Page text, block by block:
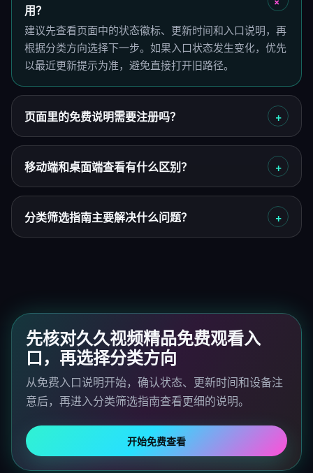
用？
建议先查看页面中的状态徽标、更新时间和入口说明，再
根据分类方向选择下一步。如果入口状态发生变化，优先
以最近更新提示为准，避免直接打开旧路径。
页面里的免费说明需要注册吗？
移动端和桌面端查看有什么区别？
分类筛选指南主要解决什么问题？
先核对久久视频精品免费观看入
口，再选择分类方向
从免费入口说明开始，确认状态、更新时间和设备注
意后，再进入分类筛选指南查看更细的说明。
开始免费查看